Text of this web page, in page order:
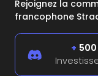
Rejoignez la
francophone
+ 500